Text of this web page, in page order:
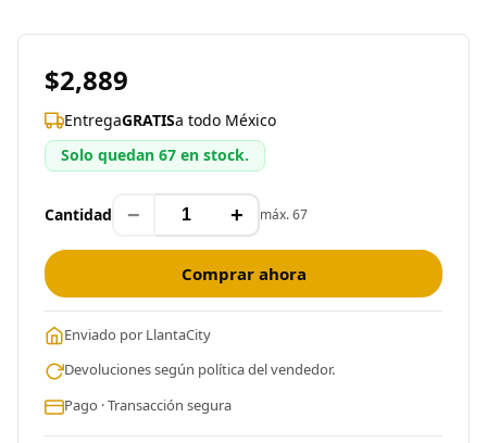
$2,889
EntregaGRATISa todo México
Solo quedan 67 en stock.
Cantidad − + máx. 67
Comprar ahora
Enviado por LlantaCity
Devoluciones según política del vendedor.
Pago · Transacción segura